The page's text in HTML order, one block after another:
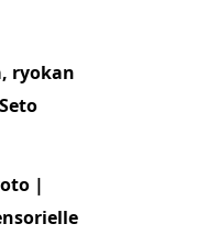
ryokan
|